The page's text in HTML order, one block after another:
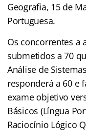
Geografia, 15 de
Portuguesa.
Os concorrentes a
submetidos a 70
Análise de
responderá a 60 e
exame objetivo
Básicos (Língua
Raciocínio Lógico